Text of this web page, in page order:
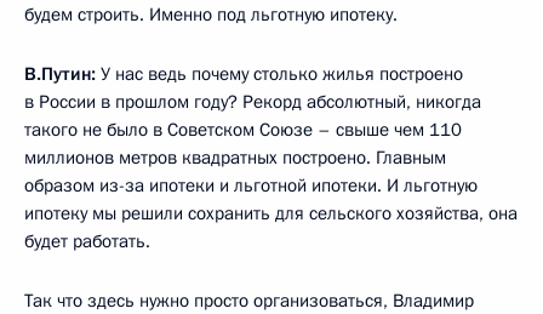
будем строить. Именно под льготную ипотеку.
В.Путин: У нас ведь почему столько жилья построено
в России в прошлом году? Рекорд абсолютный, никогда
такого не было в Советском Союзе – свыше чем 110
миллионов метров квадратных построено. Главным
образом из-за ипотеки и льготной ипотеки. И льготную
ипотеку мы решили сохранить для сельского хозяйства, она
будет работать.
Так что здесь нужно просто организоваться, Владимир